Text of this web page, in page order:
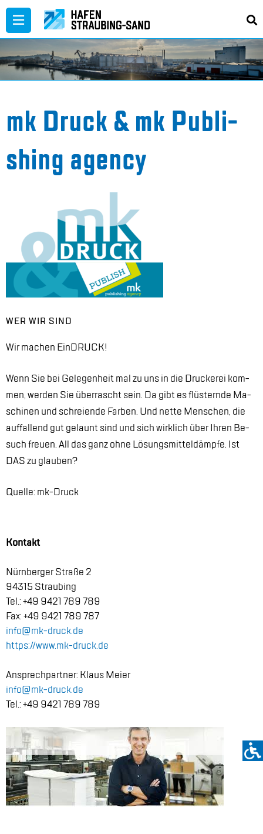
Zum
Inhalt
springen
mk Druck & mk Pu­bli­
shing agen­cy
WER WIR SIND
Wir ma­chen Ein­DRUCK!
Wenn Sie bei Ge­le­gen­heit mal zu uns in die Dru­cke­rei kom­
men, wer­den Sie über­rascht sein. Da gibt es flüs­tern­de Ma­
schi­nen und schrei­en­de Far­ben. Und net­te Men­schen, die
auf­fal­lend gut ge­launt sind und sich wirk­lich über Ih­ren Be­
such freu­en. All das ganz ohne Lö­sungs­mit­tel­dämp­fe. Ist
DAS zu glau­ben?
Quel­le: mk-Druck
Kon­takt
Nürn­ber­ger Stra­ße 2
94315 Strau­bing
Tel.: +49 9421 789 789
Fax: +49 9421 789 787
info@​mk-​druck.​de
https://​www.​mk-​druck.​de
An­sprech­part­ner: Klaus Mei­er
info@​mk-​druck.​de
Tel.: +49 9421 789 789